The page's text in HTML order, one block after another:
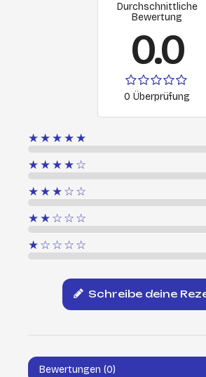
Durchschnittliche
Bewertung
0.0
0 Überprüfung
★★★★★
★★★★☆
★★★☆☆
★★☆☆☆
★☆☆☆☆
Schreibe deine
Bewertungen (0)